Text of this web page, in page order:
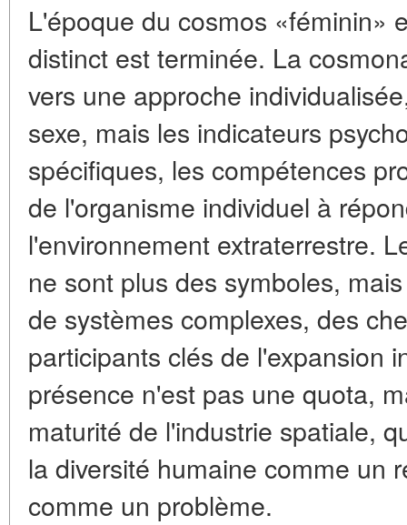
L'époque du cosmos «féminin»
distinct est terminée. La
vers une approche
sexe, mais les indicateurs
spécifiques, les compétences
de l'organisme individuel à
l'environnement extraterrestre.
ne sont plus des symboles,
de systèmes complexes, des
participants clés de l'expansion
présence n'est pas une quota,
maturité de l'industrie spatiale,
la diversité humaine comme un
comme un problème.